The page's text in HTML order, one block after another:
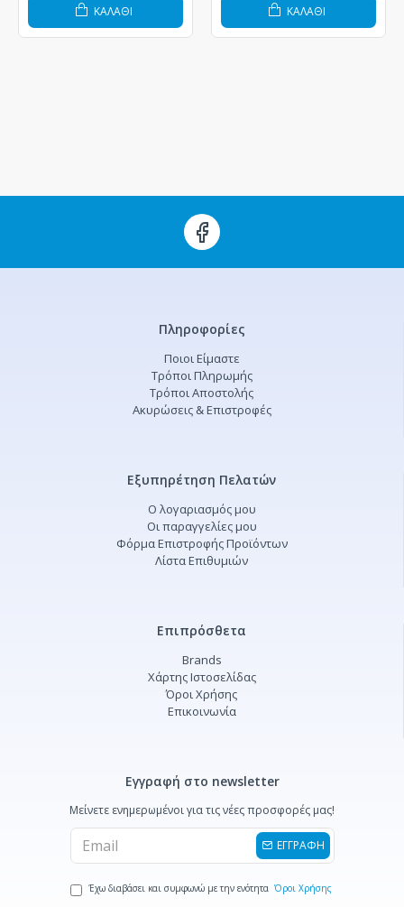
ΚΑΛΆΘΙ ΚΑΛΆΘΙ
Πληροφορίες
Ποιοι Είμαστε
Τρόποι Πληρωμής
Τρόποι Αποστολής
Ακυρώσεις & Επιστροφές
Εξυπηρέτηση Πελατών
Ο λογαριασμός μου
Οι παραγγελίες μου
Φόρμα Επιστροφής Προϊόντων
Λίστα Επιθυμιών
Επιπρόσθετα
Brands
Χάρτης Ιστοσελίδας
Όροι Χρήσης
Επικοινωνία
Εγγραφή στο newsletter
Μείνετε ενημερωμένοι για τις νέες προσφορές μας!
ΕΓΓΡΑΦΗ
Έχω διαβάσει και συμφωνώ με την ενότητα Όροι Χρήσης